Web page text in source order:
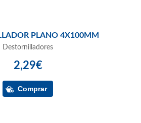
DESTORNILLADOR PLANO 4X100MM
Destornilladores
2,29€